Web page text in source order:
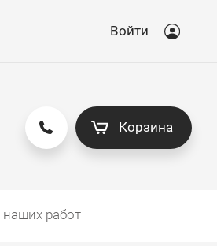
Войти
Корзина
работ